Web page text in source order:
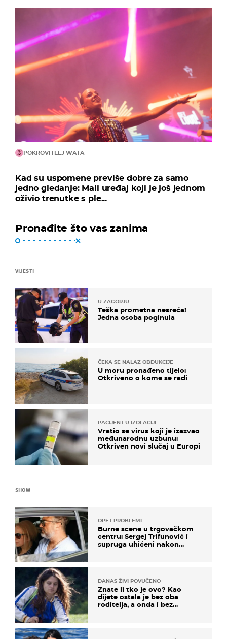
POKROVITELJ WATA
Kad su uspomene previše dobre za samo
jedno gledanje: Mali uređaj koji je još jednom
oživio trenutke s ple...
Pronađite što vas zanima
VIJESTI
U ZAGORJU
Teška prometna nesreća!
Jedna osoba poginula
ČEKA SE NALAZ OBDUKCIJE
U moru pronađeno tijelo:
Otkriveno o kome se radi
PACIJENT U IZOLACIJI
Vratio se virus koji je izazvao
međunarodnu uzbunu:
Otkriven novi slučaj u Europi
SHOW
OPET PROBLEMI
Burne scene u trgovačkom
centru: Sergej Trifunović i
supruga uhićeni nakon
DANAS ŽIVI POVUČENO
Znate li tko je ovo? Kao
dijete ostala je bez oba
roditelja, a onda i bez